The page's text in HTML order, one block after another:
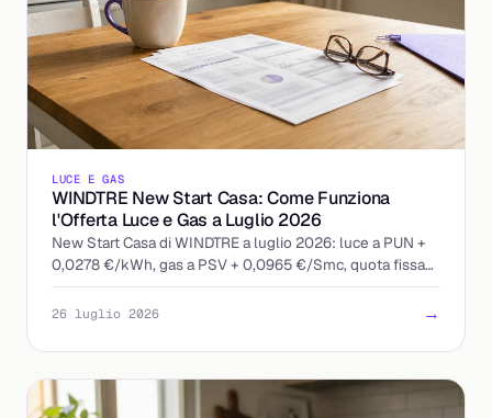
LUCE E GAS
WINDTRE New Start Casa: Come Funziona
l'Offerta Luce e Gas a Luglio 2026
New Start Casa di WINDTRE a luglio 2026: luce a PUN +
0,0278 €/kWh, gas a PSV + 0,0965 €/Smc, quota fissa
13 €/mese. Ecco come leggere l'offerta indicizzata.
26 luglio 2026 →